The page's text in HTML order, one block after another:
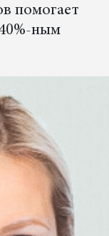
помогает
ным